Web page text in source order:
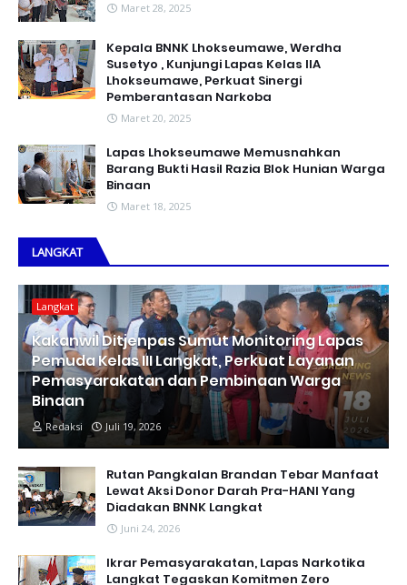
Maret 28, 2025
Kepala BNNK Lhokseumawe, Werdha
Susetyo , Kunjungi Lapas Kelas IIA
Lhokseumawe, Perkuat Sinergi
Pemberantasan Narkoba
Maret 20, 2025
Lapas Lhokseumawe Memusnahkan
Barang Bukti Hasil Razia Blok Hunian Warga
Binaan
Maret 18, 2025
LANGKAT
Langkat
Kakanwil Ditjenpas Sumut Monitoring Lapas
Pemuda Kelas III Langkat, Perkuat Layanan
Pemasyarakatan dan Pembinaan Warga
Binaan
Redaksi Juli 19, 2026
Rutan Pangkalan Brandan Tebar Manfaat
Lewat Aksi Donor Darah Pra-HANI Yang
Diadakan BNNK Langkat
Juni 24, 2026
Ikrar Pemasyarakatan, Lapas Narkotika
Langkat Tegaskan Komitmen Zero